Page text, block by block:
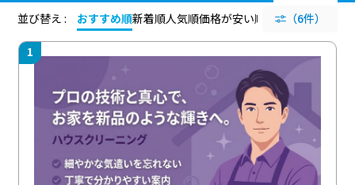
並び替え :
おすすめ順新着順人気順価格が安い順 評価が高い順
（6件）
1